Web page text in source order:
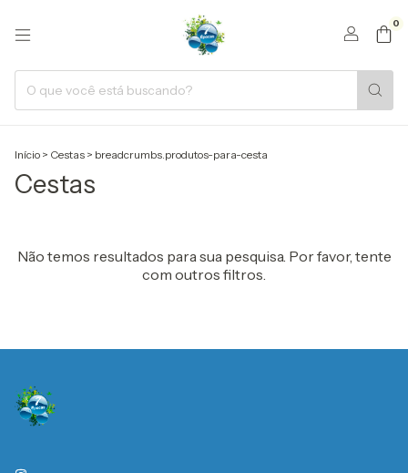
0
Início > Cestas > breadcrumbs.produtos-para-cesta
Cestas
Não temos resultados para sua pesquisa. Por favor, tente
com outros filtros.